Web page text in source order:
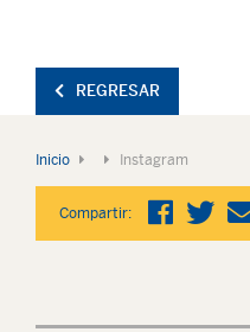
REGRESAR
Inicio Instagram
Compartir: